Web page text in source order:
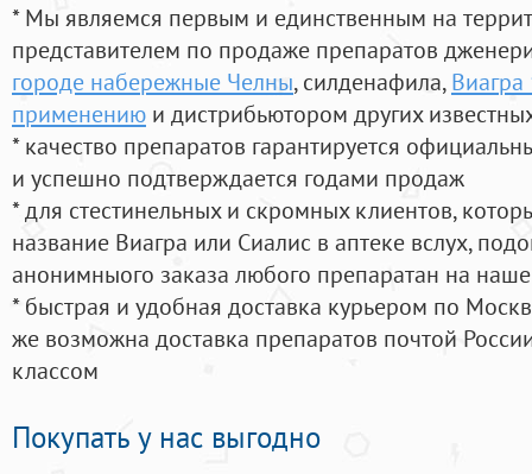
* Мы являемся первым и единственным на
представителем по продаже препаратов
городе набережные Челны, силденафила,
применению и дистрибьютором других
* качество препаратов гарантируется
и успешно подтверждается годами продаж
* для стестинельных и скромных клиентов,
название Виагра или Сиалис в аптеке вслух,
анонимныого заказа любого препаратан на
* быстрая и удобная доставка курьером по
же возможна доставка препаратов почтой
классом
Покупать у нас выгодно